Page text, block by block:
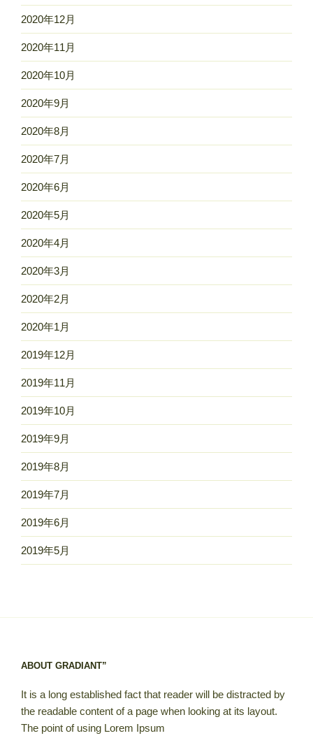
2020年12月
2020年11月
2020年10月
2020年9月
2020年8月
2020年7月
2020年6月
2020年5月
2020年4月
2020年3月
2020年2月
2020年1月
2019年12月
2019年11月
2019年10月
2019年9月
2019年8月
2019年7月
2019年6月
2019年5月
ABOUT GRADIANT”
It is a long established fact that reader will be distracted by
the readable content of a page when looking at its layout.
The point of using Lorem Ipsum